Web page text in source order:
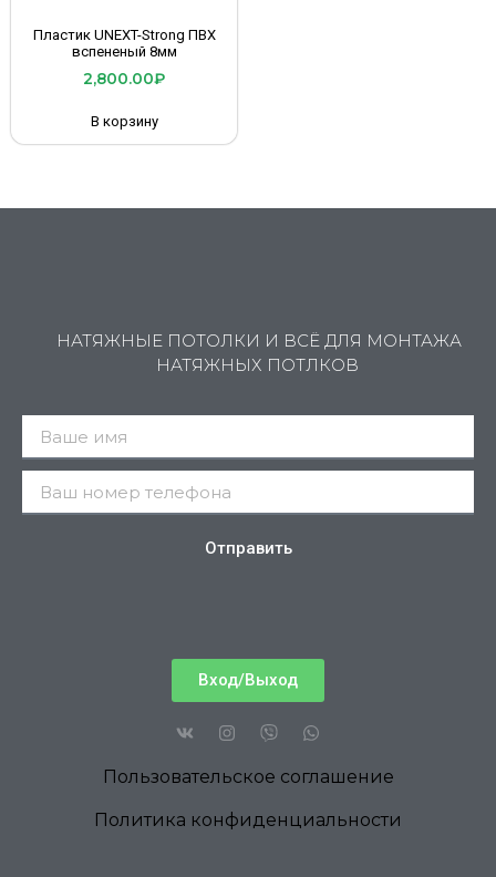
Пластик UNEXT-Strong ПВХ
вспененый 8мм
2,800.00₽
В корзину
НАТЯЖНЫЕ ПОТОЛКИ И ВСЁ ДЛЯ МОНТАЖА
НАТЯЖНЫХ ПОТЛКОВ
Отправить
Вход/Выход
Пользовательское соглашение
Политика конфиденциальности